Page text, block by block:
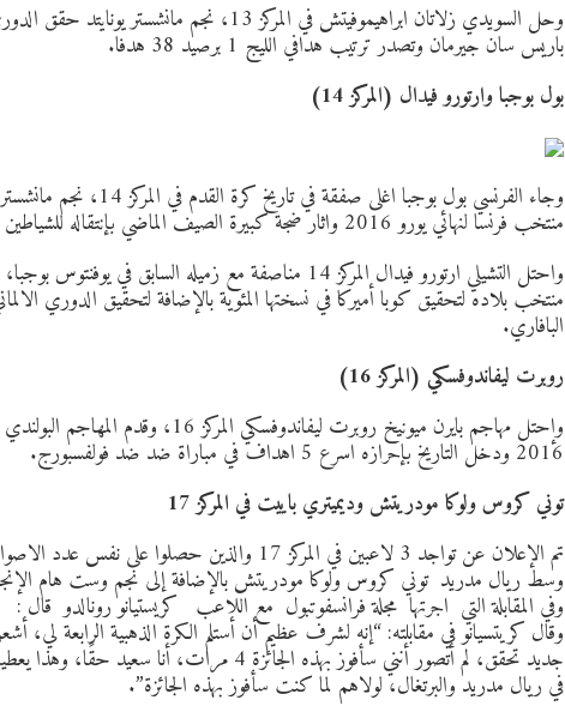
وحل السويدي زلاتان ابراهيموفيتش في المركز 13، نجم
باريس سان جيرمان وتصدر ترتيب هدافي الليج 1 برصيد 38 هدفا.
بول بوجبا وارتورو فيدال (المركز 14)
وجاء الفرنسي بول بوجبا اغلى صفقة في
منتخب فرنسا لنهائي يورو 2016 واثار ضجة كبيرة الصيف الماضي بإنتقاله للشياطين الحمر في صفقة قياسية.
واحتل التشيلي ارتورو فيدال المركز 14 مناصفة مع زميله السابق في
منتخب بلاده لتحقيق كوبا أميركا في نسختها المئوية بالإضافة لتحقيق الدوري
البافاري.
روبرت ليفاندوفسكي (المركز 16)
وإحتل مهاجم بايرن ميونيخ روبرت ليفاندوفسكي
2016 ودخل التاريخ بإحرازه اسرع 5 اهداف في مباراة ضد ضد فولفسبورج.
توني كروس ولوكا مودريتش وديميتري باييت في المركز 17
تم الإعلان عن تواجد 3 لاعبين في المركز 17 والذين حصلوا
وسط ريال مدريد توني كروس ولوكا مودريتش بالإضافة إلى نجم وست هام
وفي المقابلة التي اجرتها مجلة فرانسفوتبول مع اللاعب كريستيانو رونالدو قال :
وقال كريتسيانو في مقابلته: “إنه لشرف عظيم أن أستلم الكرة الذهبية الرابعة لي،
جديد تحقق، لم أتصور أنني سأفوز بهذه الجائزة 4 مرات،
في ريال مدريد والبرتغال، لولاهم لما كنت سأفوز بهذه الجائزة”.